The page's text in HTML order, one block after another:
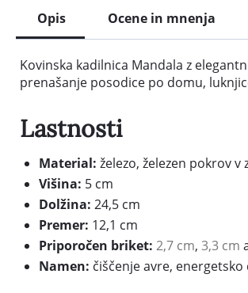
Opis Ocene in mnenja
Kovinska kadilnica Mandala z
prenašanje posodice po domu,
Lastnosti
Material: železo, železen pokrov
Višina: 5 cm
Dolžina: 24,5 cm
Premer: 12,1 cm
Priporočen briket: 2,7 cm, 3,3 cm
Namen: čiščenje avre,